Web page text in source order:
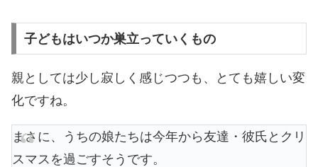
子どもはいつか巣立っていくもの
親としては少し寂しく感じつつも、とても嬉しい変
化ですね。
まさに、うちの娘たちは今年から友達・彼氏とクリ
スマスを過ごすそうです。